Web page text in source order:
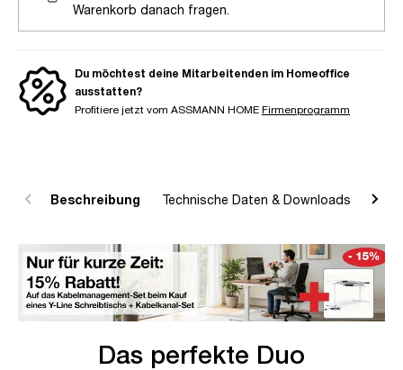
Warenkorb danach fragen.
Du möchtest deine Mitarbeitenden im Homeoffice
ausstatten?
Profitiere jetzt vom ASSMANN HOME Firmenprogramm
Beschreibung Technische Daten & Downloads
Das perfekte Duo